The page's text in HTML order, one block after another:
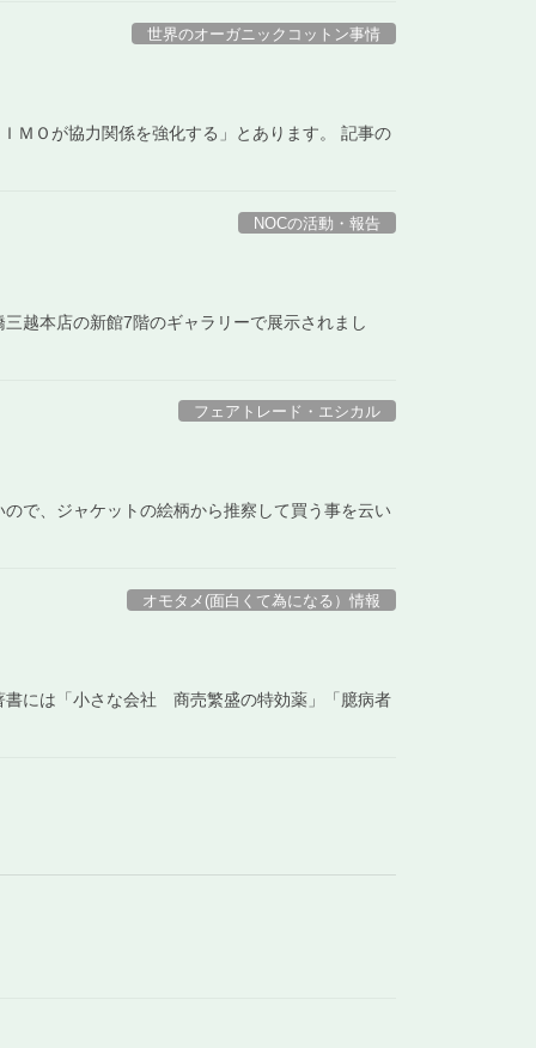
世界のオーガニックコットン事情
ＭＯが協力関係を強化する」とあります。 記事の
NOCの活動・報告
越本店の新館7階のギャラリーで展示されまし
フェアトレード・エシカル
で、ジャケットの絵柄から推察して買う事を云い
オモタメ(面白くて為になる）情報
書には「小さな会社 商売繁盛の特効薬」「臆病者